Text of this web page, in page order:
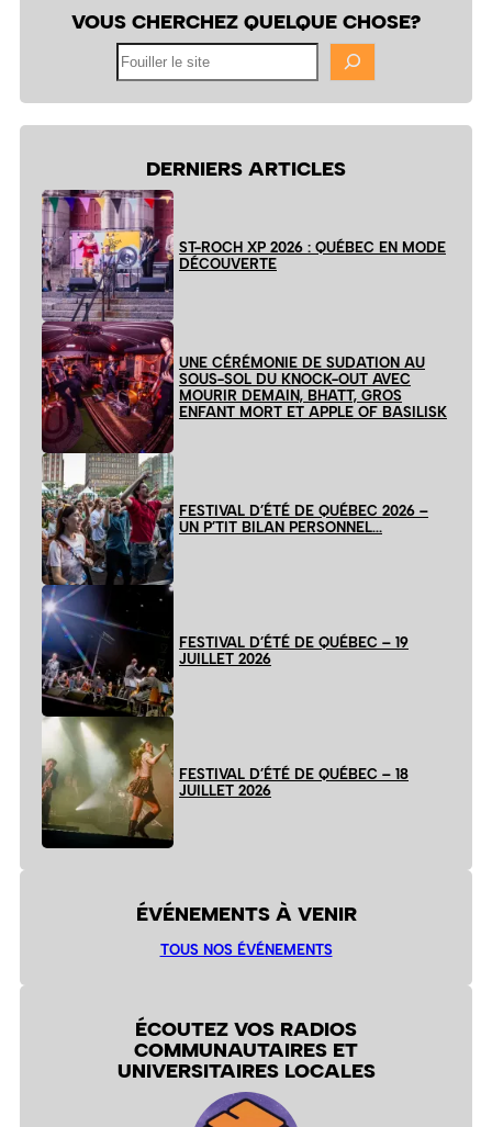
VOUS CHERCHEZ QUELQUE CHOSE?
DERNIERS ARTICLES
ST-ROCH XP 2026 : QUÉBEC EN MODE
DÉCOUVERTE
UNE CÉRÉMONIE DE SUDATION AU
SOUS-SOL DU KNOCK-OUT AVEC
MOURIR DEMAIN, BHATT, GROS
ENFANT MORT ET APPLE OF BASILISK
FESTIVAL D’ÉTÉ DE QUÉBEC 2026 –
UN P’TIT BILAN PERSONNEL…
FESTIVAL D’ÉTÉ DE QUÉBEC – 19
JUILLET 2026
FESTIVAL D’ÉTÉ DE QUÉBEC – 18
JUILLET 2026
ÉVÉNEMENTS À VENIR
TOUS NOS ÉVÉNEMENTS
ÉCOUTEZ VOS RADIOS
COMMUNAUTAIRES ET
UNIVERSITAIRES LOCALES